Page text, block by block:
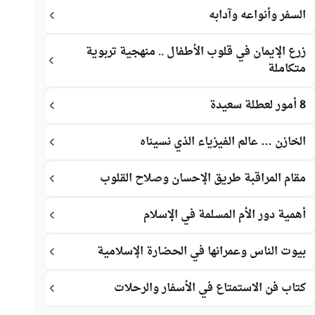
السفر وأنواعه وآدابه
زرع الإيمان في قلوب الأطفال .. منهجية تربوية
متكاملة
8 أمور لعطلة سعيدة
الخازن … عالم الفيزياء الذي نسيناه
مقام المراقبة طريق الإحسان وصلاح القلوب
أهمية دور الأم المسلمة في الإسلام
بيوت الناس وعمرانها في الحضارة الإسلامية
كتاب فن الاستمتاع في الأسفار والرحلات